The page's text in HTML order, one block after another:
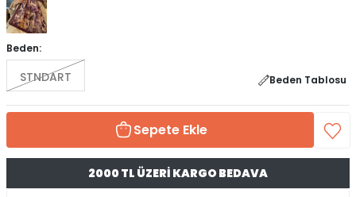
Beden:
STNDART Beden Tablosu
Sepete Ekle
2000 TL ÜZERİ KARGO BEDAVA